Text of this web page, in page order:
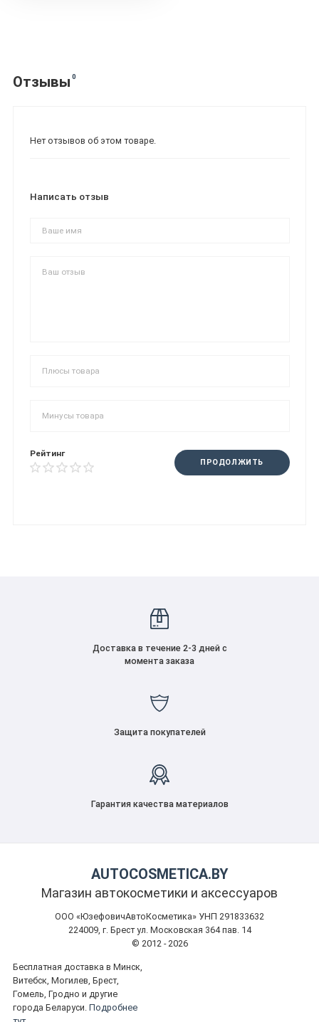
Отзывы 0
Нет отзывов об этом товаре.
Написать отзыв
Рейтинг
ПРОДОЛЖИТЬ
Доставка в течение 2-3 дней с
момента заказа
Защита покупателей
Гарантия качества материалов
AUTOCOSMETICA.BY
Магазин автокосметики и аксессуаров
ООО «ЮзефовичАвтоКосметика» УНП 291833632
224009, г. Брест ул. Московская 364 пав. 14
© 2012 - 2026
Бесплатная доставка в Минск,
Витебск, Могилев, Брест,
Гомель, Гродно и другие
города Беларуси. Подробнее